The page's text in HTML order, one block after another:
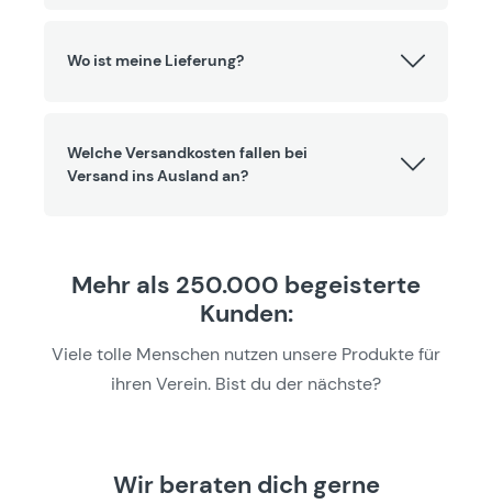
Wo ist meine Lieferung?
Welche Versandkosten fallen bei
Versand ins Ausland an?
Mehr als 250.000 begeisterte
Kunden:
Viele tolle Menschen nutzen unsere Produkte für
ihren Verein. Bist du der nächste?
Wir beraten dich gerne